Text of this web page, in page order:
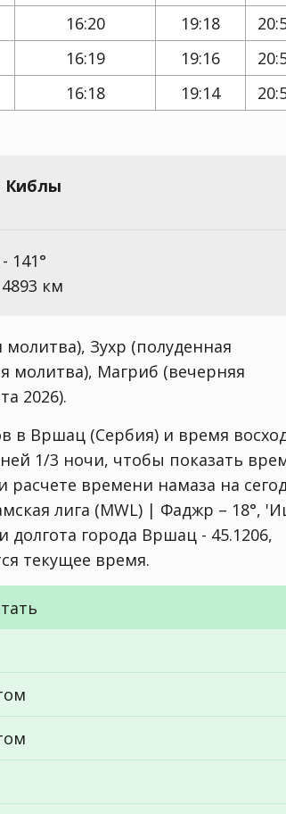
16:20 19:18
16:19 19:16
16:18 19:14
Киблы
141°
км
Зухр (полуденная
молитва), Магриб (вечерняя
2026).
в Вршац (Сербия) и время
1/3 ночи, чтобы показать
времени намаза на
лига (MWL) | Фаджр – 18°,
города Вршац - 45.1206,
текущее время.